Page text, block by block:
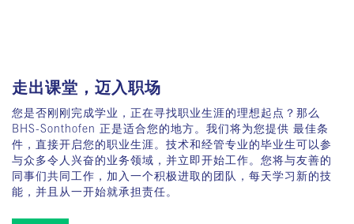
走出课堂，迈入职场
您是否刚刚完成学业，正在寻找职业生涯的理想起点？那么
BHS-Sonthofen 正是适合您的地方。我们将为您提供 最佳条
件，直接开启您的职业生涯。技术和经管专业的毕业生可以参
与众多令人兴奋的业务领域，并立即开始工作。您将与友善的
同事们共同工作，加入一个积极进取的团队，每天学习新的技
能，并且从一开始就承担责任。